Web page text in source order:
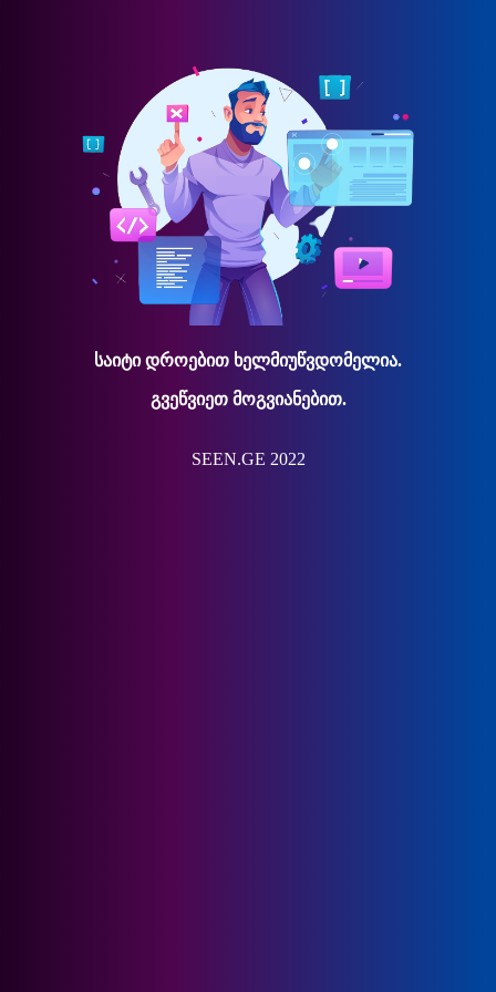
საიტი დროებით ხელმიუწვდომელია.
გვეწვიეთ მოგვიანებით.
SEEN.GE 2022